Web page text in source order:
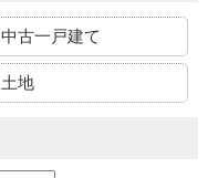
中古一戸建て
土地